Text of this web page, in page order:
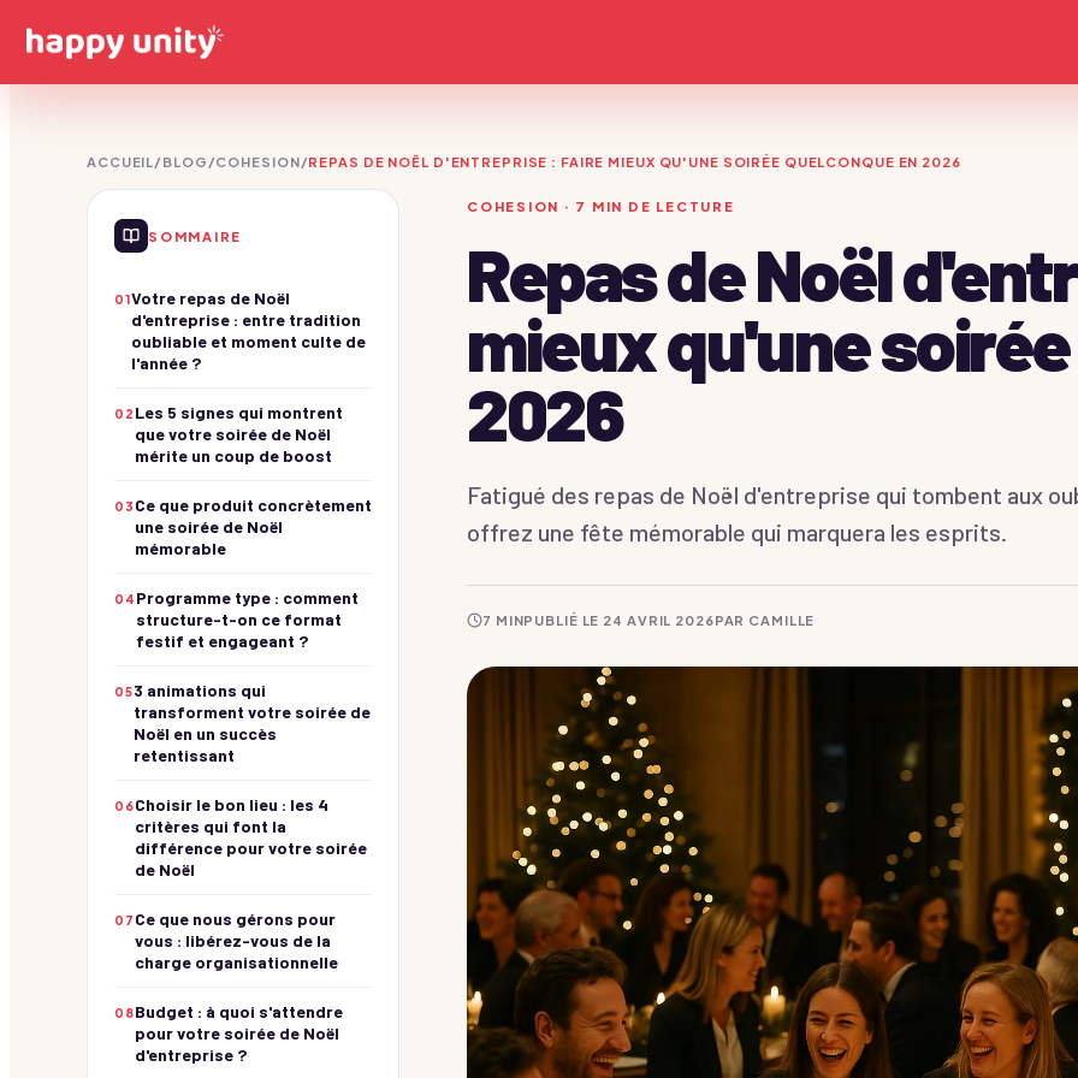
Olympiades
Des champions !
Construction
Casino & Stands
Soirée glamour !
Jeux d'enquête
De vrais détectives !
Quiz & Jeux TV
Buzzers et culture G !
Photo, BD, moodboard !
Culinaire
Aux fourneaux !
Musique & Danse
Montez sur scène !
RSE & Bien-Être
Du sens et du lien !
Chasse au trésor
Séminaires
Soirées
Voir les soirées
Voir les journées
Team building Lyon
Team building Bordeaux
Team building Toulouse
Team building Nantes
Voir toutes les villes →
ACCUEIL/BLOG /COHESION/REPAS DE NOËL D'ENTREPRISE : FAIRE MIEUX QU'UNE SOIRÉE QUELCONQUE EN 2026
SOMMAIRE
01Votre repas de Noël
d'entreprise : entre tradition
oubliable et moment culte de
l'année ?
02 Les 5 signes qui montrent
que votre soirée de Noël
mérite un coup de boost
03 Ce que produit concrètement
une soirée de Noël
mémorable
04 Programme type : comment
structure-t-on ce format
festif et engageant ?
053 animations qui
transforment votre soirée de
Noël en un succès
retentissant
06Choisir le bon lieu : les 4
critères qui font la
différence pour votre soirée
de Noël
07 Ce que nous gérons pour
vous : libérez-vous de la
charge organisationnelle
08Budget : à quoi s'attendre
pour votre soirée de Noël
d'entreprise ?
COHESION · 7 MIN DE LECTURE
Repas de Noël
mieux qu'une
2026
Fatigué des repas de Noël d'entreprise qui tombent aux
offrez une fête mémorable qui marquera les esprits.
7 MINPUBLIÉ LE 24 AVRIL 2026PAR CAMILLE